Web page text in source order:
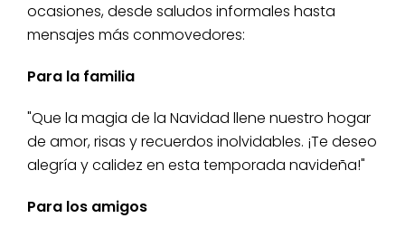
ocasiones, desde saludos informales hasta
mensajes más conmovedores:
Para la familia
"Que la magia de la Navidad llene nuestro hogar
de amor, risas y recuerdos inolvidables. ¡Te deseo
alegría y calidez en esta temporada navideña!"
Para los amigos